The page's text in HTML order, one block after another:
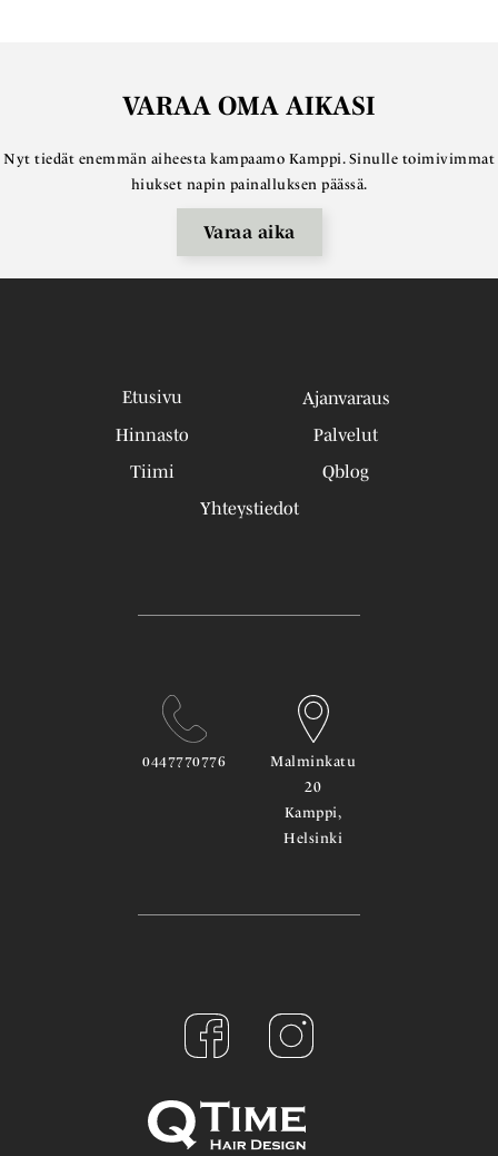
VARAA OMA AIKASI
Nyt tiedät enemmän aiheesta kampaamo Kamppi. Sinulle toimivimmat
hiukset napin painalluksen päässä.
Varaa aika
Etusivu
Ajanvaraus
Hinnasto
Palvelut
Tiimi
Qblog
Yhteystiedot
0447770776
Malminkatu
20
Kamppi,
Helsinki